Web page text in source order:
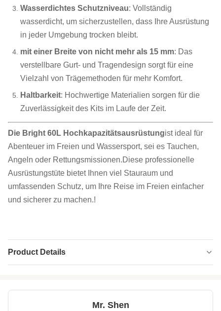
Wasserdichtes Schutzniveau: Vollständig
wasserdicht, um sicherzustellen, dass Ihre Ausrüstung
in jeder Umgebung trocken bleibt.
mit einer Breite von nicht mehr als 15 mm: Das
verstellbare Gurt- und Tragendesign sorgt für eine
Vielzahl von Trägemethoden für mehr Komfort.
Haltbarkeit: Hochwertige Materialien sorgen für die
Zuverlässigkeit des Kits im Laufe der Zeit.
Die Bright 60L Hochkapazitätsausrüstungist ideal für
Abenteuer im Freien und Wassersport, sei es Tauchen,
Angeln oder Rettungsmissionen.Diese professionelle
Ausrüstungstüte bietet Ihnen viel Stauraum und
umfassenden Schutz, um Ihre Reise im Freien einfacher
und sicherer zu machen.!
Product Details
Material: Nylon/Polyester
Mr. Shen